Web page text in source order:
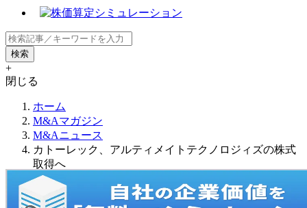
+
閉じる
ホーム
M&Aマガジン
M&Aニュース
カトーレック、アルティメイトテクノロジィズの株式
取得へ